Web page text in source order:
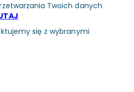
Twoich danych
się z wybranymi